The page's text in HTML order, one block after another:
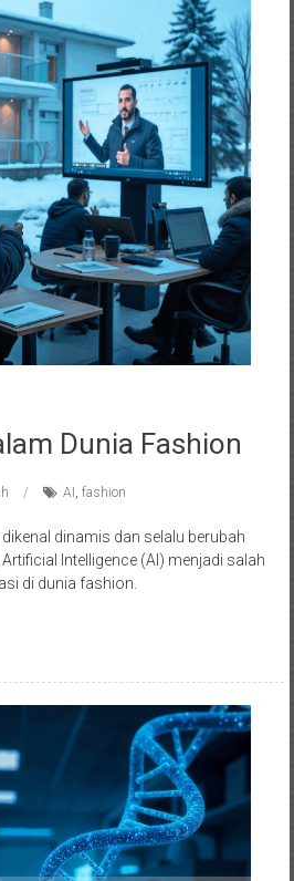
Dunia Fashion
AI fashion
dinamis dan selalu berubah
Intelligence (AI) menjadi salah
di dunia fashion.